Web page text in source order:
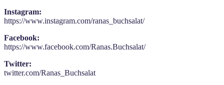
Instagram:
https://www.instagram.com/ranas_buchsalat/
Facebook:
https://www.facebook.com/Ranas.Buchsalat/
Twitter:
twitter.com/Ranas_Buchsalat